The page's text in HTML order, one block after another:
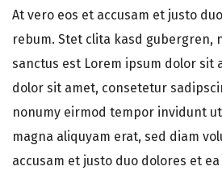
At vero eos et accusam et justo
rebum. Stet clita kasd gubergren,
sanctus est Lorem ipsum dolor sit
dolor sit amet, consetetur
nonumy eirmod tempor invidunt
magna aliquyam erat, sed diam
accusam et justo duo dolores et